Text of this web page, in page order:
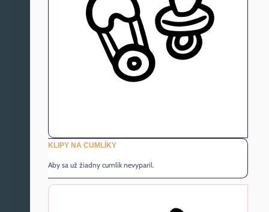
KLIPY NA CUMLÍKY
Aby sa už žiadny cumlík nevyparil.